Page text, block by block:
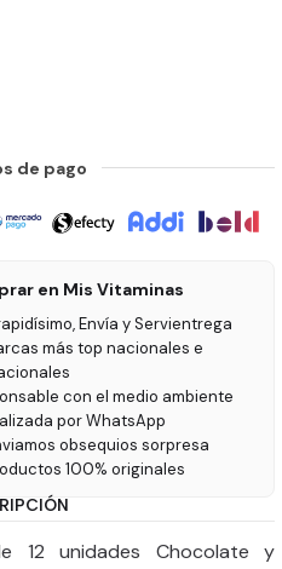
de pago
en Mis Vitaminas
Envía y Servientrega
más top nacionales e
con el medio ambiente
por WhatsApp
obsequios sorpresa
100% originales
12 unidades Chocolate y